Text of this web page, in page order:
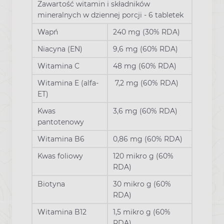
Zawartość witamin i składników
mineralnych w dziennej porcji - 6 tabletek
Wapń
240 mg (30% RDA)
Niacyna (EN)
9,6 mg (60% RDA)
Witamina C
48 mg (60% RDA)
Witamina E (alfa-
ET)
7,2 mg (60% RDA)
Kwas
pantotenowy
3,6 mg (60% RDA)
Witamina B6
0,86 mg (60% RDA)
Kwas foliowy
120 mikro g (60%
RDA)
Biotyna
30 mikro g (60%
RDA)
Witamina B12
1,5 mikro g (60%